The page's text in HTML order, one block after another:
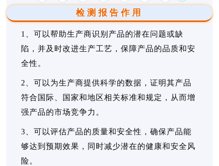
检测报告作用
1、可以帮助生产商识别产品的潜在问题或缺
陷，并及时改进生产工艺，保障产品的品质和安
全性。
2、可以为生产商提供科学的数据，证明其产品
符合国际、国家和地区相关标准和规定，从而增
强产品的市场竞争力。
3、可以评估产品的质量和安全性，确保产品能
够达到预期效果，同时减少潜在的健康和安全风
险。